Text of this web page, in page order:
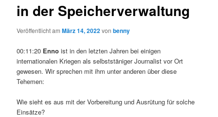
in der Speicherverwaltung
Veröffentlicht amMärz 14, 2022vonbenny
00:11:20 Enno ist in den letzten Jahren bei einigen
internationalen Kriegen als selbststäniger Journalist vor Ort
gewesen. Wir sprechen mit ihm unter anderen über diese
Tehemen:
Wie sieht es aus mit der Vorbereitung und Ausrütung für solche
Einsätze?